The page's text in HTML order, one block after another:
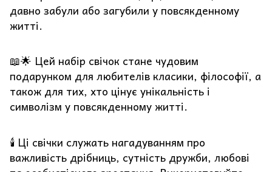
давно забули або загубили у повсякденному
житті.
📖🌟 Цей набір свічок стане чудовим
подарунком для любителів класики, філософії, а
також для тих, хто цінує унікальність і
символізм у повсякденному житті.
🕯️ Ці свічки служать нагадуванням про
важливість дрібниць, сутність дружби, любові